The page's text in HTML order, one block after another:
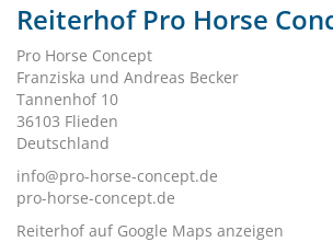
Reiterhof Pro Horse
Pro Horse Concept
Franziska und Andreas Becker
Tannenhof 10
36103 Flieden
Deutschland
info@pro-horse-concept.de
pro-horse-concept.de
Reiterhof auf Google Maps anzeigen